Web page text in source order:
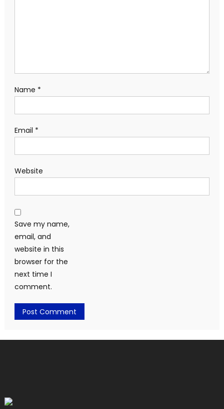
Name *
Email *
Website
Save my name,
email, and
website in this
browser for the
next time I
comment.